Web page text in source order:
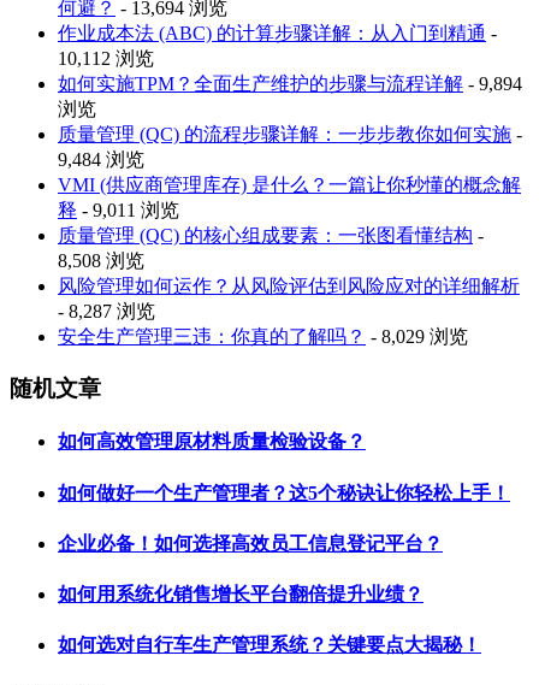
何避？ - 13,694 浏览
作业成本法 (ABC) 的计算步骤详解：从入门到精通 -
10,112 浏览
如何实施TPM？全面生产维护的步骤与流程详解 - 9,894
浏览
质量管理 (QC) 的流程步骤详解：一步步教你如何实施 -
9,484 浏览
VMI (供应商管理库存) 是什么？一篇让你秒懂的概念解
释 - 9,011 浏览
质量管理 (QC) 的核心组成要素：一张图看懂结构 -
8,508 浏览
风险管理如何运作？从风险评估到风险应对的详细解析
- 8,287 浏览
安全生产管理三违：你真的了解吗？ - 8,029 浏览
随机文章
如何高效管理原材料质量检验设备？
如何做好一个生产管理者？这5个秘诀让你轻松上手！
企业必备！如何选择高效员工信息登记平台？
如何用系统化销售增长平台翻倍提升业绩？
如何选对自行车生产管理系统？关键要点大揭秘！